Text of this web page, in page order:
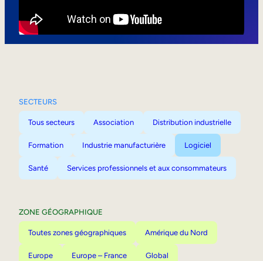
SECTEURS
Tous secteurs Association Distribution industrielle
Formation Industrie manufacturière Logiciel
Santé Services professionnels et aux consommateurs
ZONE GÉOGRAPHIQUE
Toutes zones géographiques Amérique du Nord
Europe Europe – France Global